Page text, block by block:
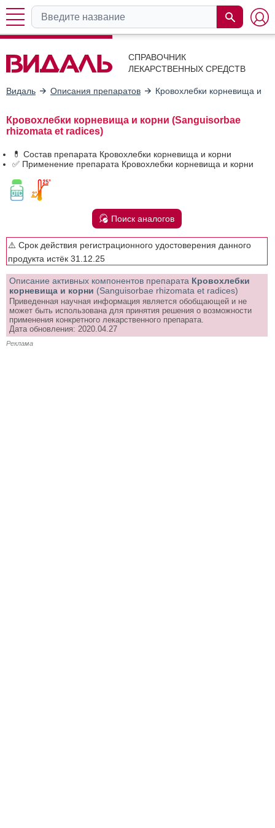
СПРАВОЧНИК
ЛЕКАРСТВЕННЫХ СРЕДСТВ
Видаль Описания препаратов Кровохлебки корневища и
Кровохлебки корневища и корни (Sanguisorbae
rhizomata et radices)
💊 Состав препарата Кровохлебки корневища и корни
✅ Применение препарата Кровохлебки корневища и корни
Поиск аналогов
⚠️ Срок действия регистрационного удостоверения данного
продукта истёк 31.12.25
Описание активных компонентов препарата Кровохлебки
корневища и корни (Sanguisorbae rhizomata et radices)
Приведенная научная информация является обобщающей и не
может быть использована для принятия решения о возможности
применения конкретного лекарственного препарата.
Дата обновления: 2020.04.27
Реклама